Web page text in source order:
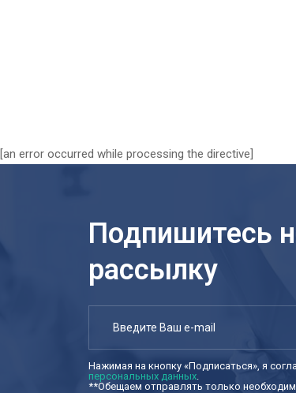
[an error occurred while processing the directive]
Подпишитесь
рассылку
Нажимая на кнопку «Подписаться», я
персональных данных.
**Обещаем отправлять только